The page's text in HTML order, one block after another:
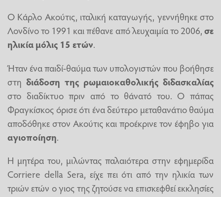
Ο Κάρλο Ακούτις, ιταλική καταγωγής, γεννήθηκε στο
Λονδίνο το 1991 και πέθανε από λευχαιμία το 2006,σε
ηλικία μόλις 15 ετών.
Ήταν ένα παιδί-θαύμα των υπολογιστών που βοήθησε
στη διάδοση της ρωμαιοκαθολικής διδασκαλίας
στο διαδίκτυο πριν από το θάνατό του. Ο πάπας
Φραγκίσκος όρισε ότι ένα δεύτερο μεταθανάτιο θαύμα
αποδόθηκε στον Ακούτις και προέκρινε τον έφηβο για
αγιοποίηση.
Η μητέρα του, μιλώντας παλαιότερα στην εφημερίδα
Corriere della Sera, είχε πει ότι από την ηλικία των
τριών ετών ο γιος της ζητούσε να επισκεφθεί εκκλησίες